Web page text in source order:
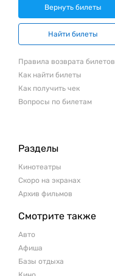
Вернуть билеты
Найти билеты
Правила возврата билетов
Как найти билеты
Как получить чек
Вопросы по билетам
Разделы
Кинотеатры
Скоро на экранах
Архив фильмов
Смотрите также
Авто
Афиша
Базы отдыха